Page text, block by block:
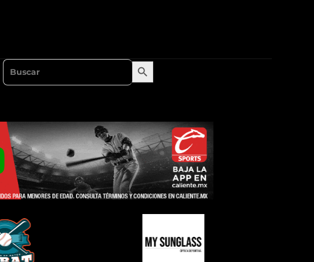
Search Search Button